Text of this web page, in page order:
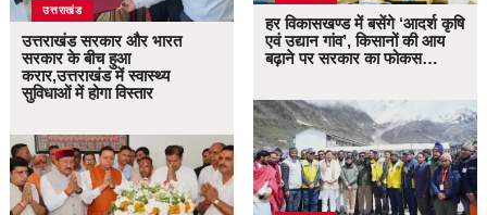
उत्तराखंड
उत्तराखंड सरकार और भारत
सरकार के बीच हुआ
करार,उत्तराखंड में स्वास्थ्य
सुविधाओं में होगा विस्तार
हर विकासखण्ड में बसेंगे ‘आदर्श कृषि
एवं उद्यान गांव’, किसानों की आय
बढ़ाने पर सरकार का फोकस…